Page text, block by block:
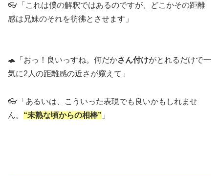
👓「これは僕の解釈ではあるのですが、どこかその距離
感は兄妹のそれを彷彿とさせます」
🐢「おっ！良いっすね。何だかさん付けがとれるだけで一
気に2人の距離感の近さが窺えて」
👓「あるいは、こういった表現でも良いかもしれませ
ん。 “未熟な頃からの相棒” 」